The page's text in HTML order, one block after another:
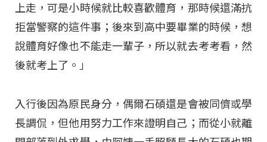
上走，可是小時候就比較喜歡體育，那時候還滿抗
拒當警察的這件事；後來到高中要畢業的時候，想
說體育好像也不能走一輩子，所以就去考考看，然
後就考上了。」
入行後因為原民身分，偶爾石碩還是會被同儕或學
長調侃，但他用努力工作來證明自己；而從小就離